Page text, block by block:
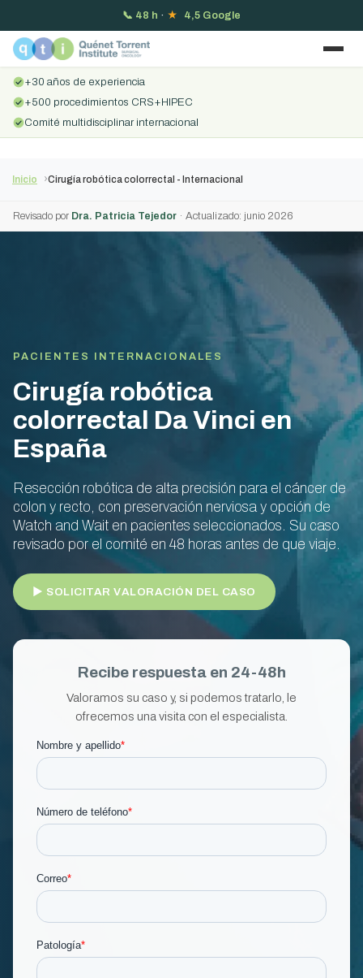
📞 48 h · ★ 4,5 Google
+30 años de experiencia
+500 procedimientos CRS+HIPEC
Comité multidisciplinar internacional
Inicio Cirugía robótica colorrectal - Internacional
Revisado por Dra. Patricia Tejedor · Actualizado: junio 2026
PACIENTES INTERNACIONALES
Cirugía robótica
colorrectal Da Vinci en
España
Resección robótica de alta precisión para el cáncer de
colon y recto, con preservación nerviosa y opción de
Watch and Wait en pacientes seleccionados. Su caso
revisado por el comité en 48 horas antes de que viaje.
► SOLICITAR VALORACIÓN DEL CASO
Recibe respuesta en 24-48h
Valoramos su caso y, si podemos tratarlo, le
ofrecemos una visita con el especialista.